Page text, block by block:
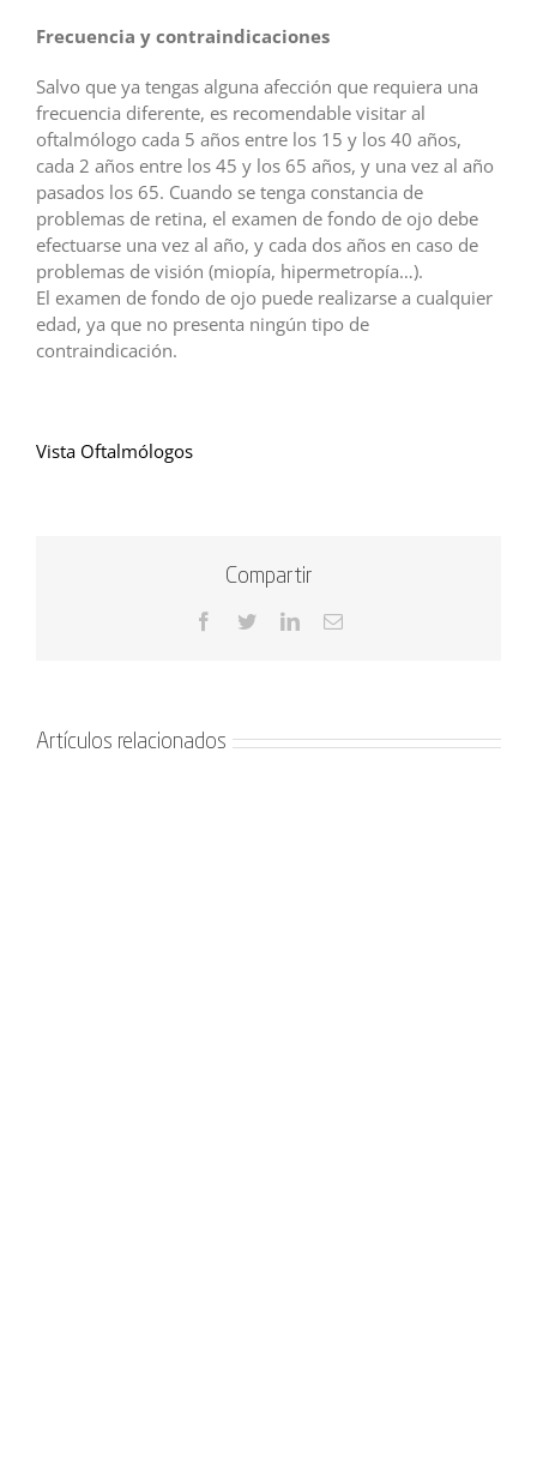
Frecuencia y contraindicaciones
Salvo que ya tengas alguna afección que requiera una
frecuencia diferente, es recomendable visitar al
oftalmólogo cada 5 años entre los 15 y los 40 años,
cada 2 años entre los 45 y los 65 años, y una vez al año
pasados los 65. Cuando se tenga constancia de
problemas de retina, el examen de fondo de ojo debe
efectuarse una vez al año, y cada dos años en caso de
problemas de visión (miopía, hipermetropía…).
El examen de fondo de ojo puede realizarse a cualquier
edad, ya que no presenta ningún tipo de
contraindicación.
Vista Oftalmólogos
Compartir
Facebook
TwitterLinkedInCorreo
Artículos relacionados